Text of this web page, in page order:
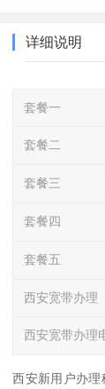
详细说明
套餐一
套餐二
套餐三
套餐四
套餐五
西安宽带办理
西安宽带办理
西安新用户办理